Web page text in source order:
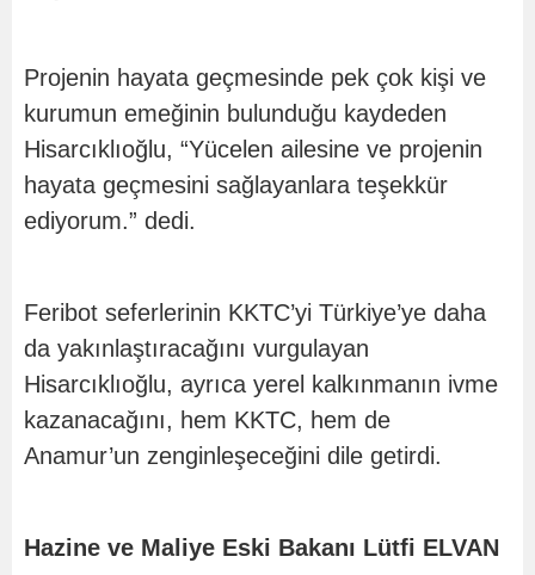
Projenin hayata geçmesinde pek çok kişi ve
kurumun emeğinin bulunduğu kaydeden
Hisarcıklıoğlu, “Yücelen ailesine ve projenin
hayata geçmesini sağlayanlara teşekkür
ediyorum.” dedi.
Feribot seferlerinin KKTC’yi Türkiye’ye daha
da yakınlaştıracağını vurgulayan
Hisarcıklıoğlu, ayrıca yerel kalkınmanın ivme
kazanacağını, hem KKTC, hem de
Anamur’un zenginleşeceğini dile getirdi.
Hazine ve Maliye Eski Bakanı Lütfi ELVAN